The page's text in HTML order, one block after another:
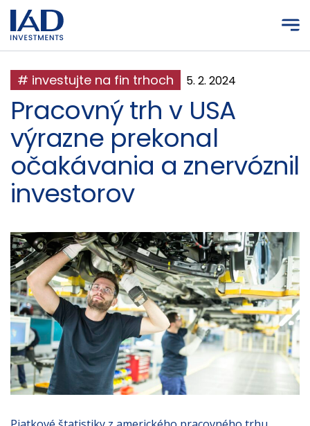
Prejsť na hlavný obsah
# investujte na fin trhoch 5. 2. 2024
Pracovný trh v USA
výrazne prekonal
očakávania a znervóznil
investorov